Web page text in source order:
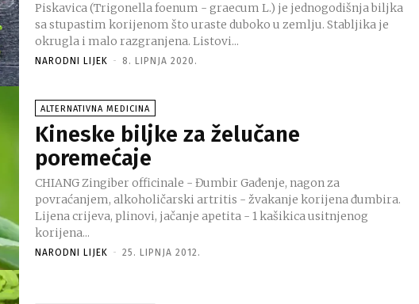
Piskavica (Trigonella foenum - graecum L.) je jednogodišnja biljka
sa stupastim korijenom što uraste duboko u zemlju. Stabljika je
okrugla i malo razgranjena. Listovi...
NARODNI LIJEK - 8. LIPNJA 2020.
ALTERNATIVNA MEDICINA
Kineske biljke za želučane
poremećaje
CHIANG Zingiber officinale - Đumbir Gađenje, nagon za
povraćanjem, alkoholičarski artritis - žvakanje korijena đumbira.
Lijena crijeva, plinovi, jačanje apetita - 1 kašikica usitnjenog
korijena...
NARODNI LIJEK - 25. LIPNJA 2012.